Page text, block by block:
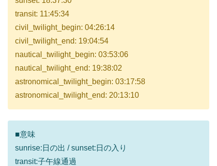
transit: 11:45:34
civil_twilight_begin: 04:26:14
civil_twilight_end: 19:04:54
nautical_twilight_begin: 03:53:06
nautical_twilight_end: 19:38:02
astronomical_twilight_begin: 03:17:58
astronomical_twilight_end: 20:13:10
■意味
sunrise:日の出 / sunset:日の入り
transit:子午線通過